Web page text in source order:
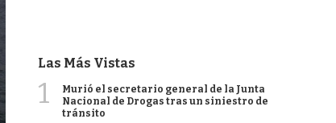
Las Más Vistas
1
Murió el secretario general de la Junta
Nacional de Drogas tras un siniestro de
tránsito